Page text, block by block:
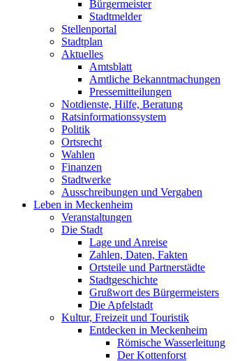
Bürgermeister
Stadtmelder
Stellenportal
Stadtplan
Aktuelles
Amtsblatt
Amtliche Bekanntmachungen
Pressemitteilungen
Notdienste, Hilfe, Beratung
Ratsinformationssystem
Politik
Ortsrecht
Wahlen
Finanzen
Stadtwerke
Ausschreibungen und Vergaben
Leben in Meckenheim
Veranstaltungen
Die Stadt
Lage und Anreise
Zahlen, Daten, Fakten
Ortsteile und Partnerstädte
Stadtgeschichte
Grußwort des Bürgermeisters
Die Apfelstadt
Kultur, Freizeit und Touristik
Entdecken in Meckenheim
Römische Wasserleitung
Der Kottenforst